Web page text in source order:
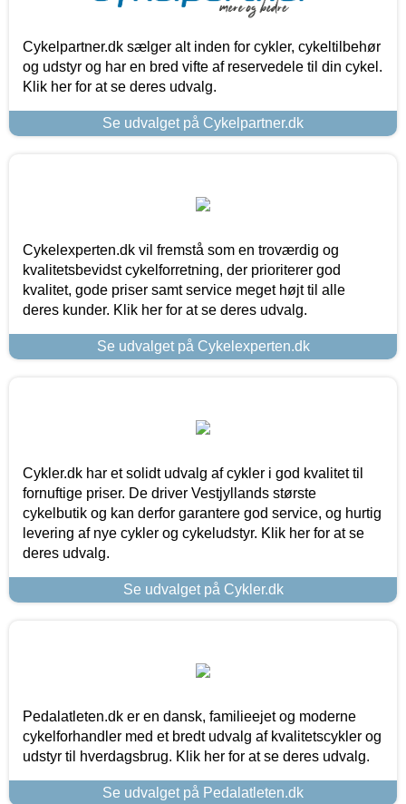
Cykelpartner.dk sælger alt inden for cykler, cykeltilbehør
og udstyr og har en bred vifte af reservedele til din cykel.
Klik her for at se deres udvalg.
Se udvalget på Cykelpartner.dk
Cykelexperten.dk vil fremstå som en troværdig og
kvalitetsbevidst cykelforretning, der prioriterer god
kvalitet, gode priser samt service meget højt til alle
deres kunder. Klik her for at se deres udvalg.
Se udvalget på Cykelexperten.dk
Cykler.dk har et solidt udvalg af cykler i god kvalitet til
fornuftige priser. De driver Vestjyllands største
cykelbutik og kan derfor garantere god service, og hurtig
levering af nye cykler og cykeludstyr. Klik her for at se
deres udvalg.
Se udvalget på Cykler.dk
Pedalatleten.dk er en dansk, familieejet og moderne
cykelforhandler med et bredt udvalg af kvalitetscykler og
udstyr til hverdagsbrug. Klik her for at se deres udvalg.
Se udvalget på Pedalatleten.dk